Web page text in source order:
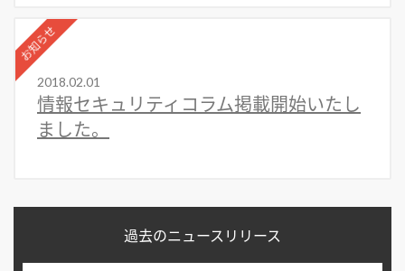
2018.02.01
情報セキュリティコラム掲載開始いたし
ました。
お知らせ
過去のニュースリリース